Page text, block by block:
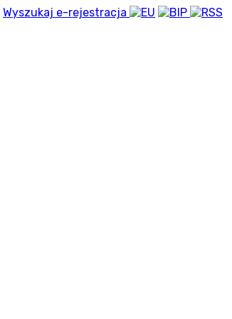
Wyszukaj e-rejestracja